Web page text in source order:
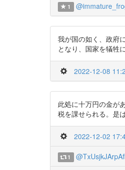
1
我が国の如く、政府
となり、国家を犠牲
2022-12-08
此処に十万円の金が
税を課せられる。是
2022-12-02
1